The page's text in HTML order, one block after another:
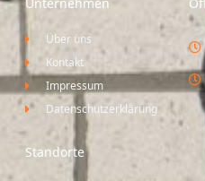
Über uns
Kontakt
Impressum
Datenschutzerklärung
Standorte